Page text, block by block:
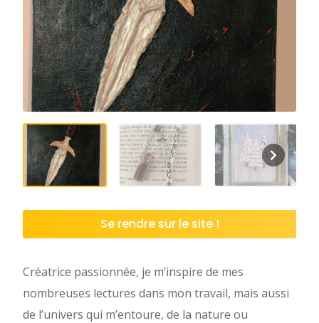
Se rendre sur le site !
Créatrice passionnée, je m’inspire de mes
nombreuses lectures dans mon travail, mais aussi
de l’univers qui m’entoure, de la nature ou